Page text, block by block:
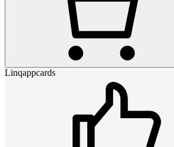
Linqappcards